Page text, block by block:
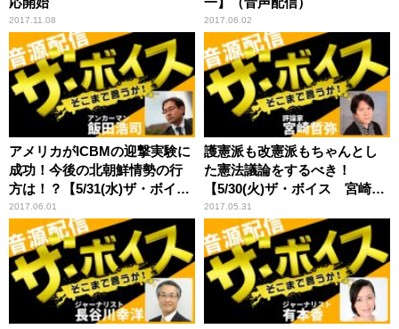
2017.11.08 2017.06.02
アメリカがICBMの迎撃実験に
成功！今後の北朝鮮情勢の行
方は！？【5/31(水)ザ・ボイス
モーリー・ロバートソン】
（音声配信）
2017.06.01
護憲派も改憲派もちゃんとし
た憲法議論をするべき！
【5/30(火)ザ・ボイス 宮崎哲
弥×井上達夫】（音声配信）
2017.05.31